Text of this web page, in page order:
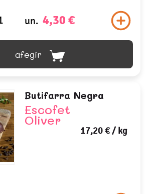
un. 4,30 €
afegir
Butifarra Negra
Escofet
Oliver
17,20 €/ kg